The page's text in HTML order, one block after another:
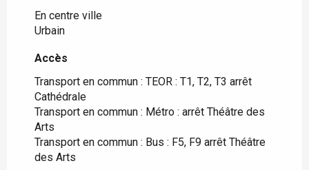
En centre ville
Urbain
Accès
Accès
Transport en commun : TEOR : T1, T2, T3 arrêt
Cathédrale
Transport en commun : Métro : arrêt Théâtre des
Arts
Transport en commun : Bus : F5, F9 arrêt Théâtre
des Arts